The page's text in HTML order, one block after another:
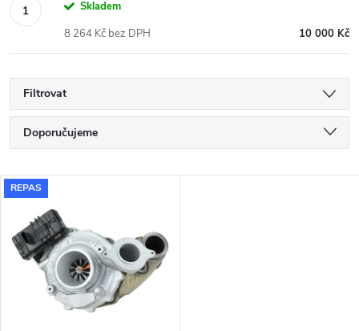
Skladem
10 000 Kč
8 264 Kč bez DPH
Filtrovat
Ř
a
e
Doporučujeme
Nejdražší
Nejprodávanější
Abecedně
V
ý
p
REPAS